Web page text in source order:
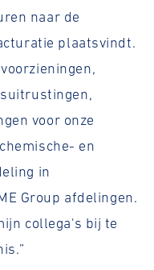
naar de
plaatsvindt.
voor onze
en
in
Group afdelingen.
collega's bij te